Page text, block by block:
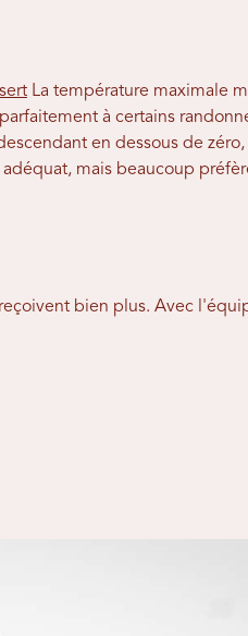
La température maximale
à certains
en dessous de
mais beaucoup
bien plus. Avec